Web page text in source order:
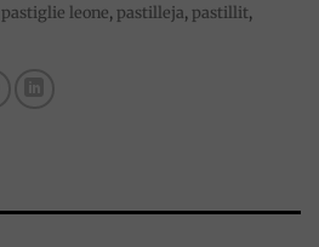
pastiglie leone, pastilleja, pastillit,